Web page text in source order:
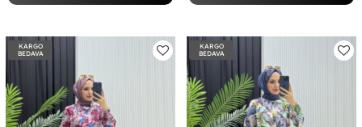
KARGO
BEDAVA
KARGO
BEDAVA